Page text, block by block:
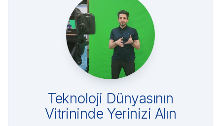
Teknoloji Dünyasının
Vitrininde Yerinizi Alın